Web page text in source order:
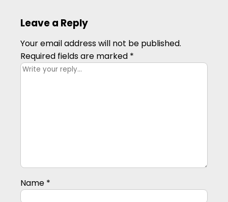
Leave a Reply
Your email address will not be published.
Required fields are marked *
Name *